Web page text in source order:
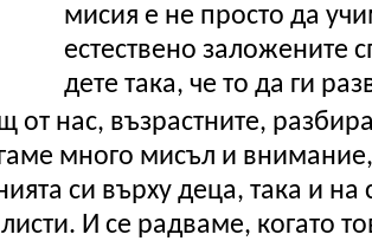
мисия е не просто да
естествено заложените
дете така, че то да ги
от нас, възрастните,
много мисъл и
си върху деца, така и на
И се радваме, когато